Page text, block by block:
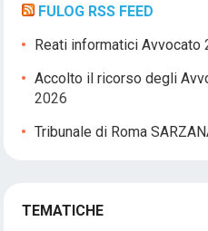
FULOG RSS FEED
Reati informatici Avvocato
Accolto il ricorso degli
2026
Tribunale di Roma
TEMATICHE